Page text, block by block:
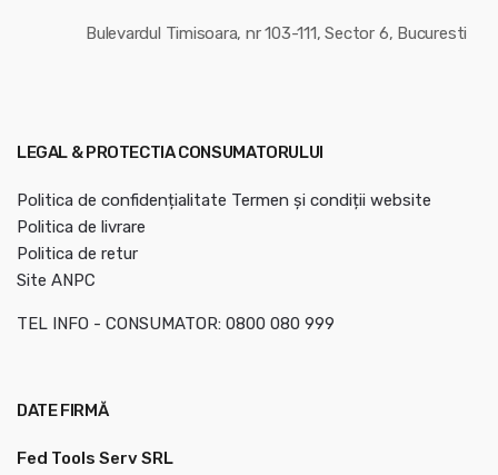
Bulevardul Timisoara, nr 103-111, Sector 6, Bucuresti
LEGAL & PROTECTIA CONSUMATORULUI
Politica de confidențialitate Termen și condiții website
Politica de livrare
Politica de retur
Site ANPC
TEL INFO - CONSUMATOR: 0800 080 999
DATE FIRMĂ
Fed Tools Serv SRL